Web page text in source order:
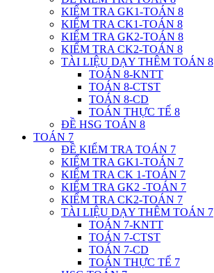
KIỂM TRA GK1-TOÁN 8
KIỂM TRA CK1-TOÁN 8
KIỂM TRA GK2-TOÁN 8
KIỂM TRA CK2-TOÁN 8
TÀI LIỆU DẠY THÊM TOÁN 8
TOÁN 8-KNTT
TOÁN 8-CTST
TOÁN 8-CD
TOÁN THỰC TẾ 8
ĐỀ HSG TOÁN 8
TOÁN 7
ĐỀ KIỂM TRA TOÁN 7
KIỂM TRA GK1-TOÁN 7
KIỂM TRA CK 1-TOÁN 7
KIỂM TRA GK2 -TOÁN 7
KIỂM TRA CK2-TOÁN 7
TÀI LIỆU DẠY THÊM TOÁN 7
TOÁN 7-KNTT
TOÁN 7-CTST
TOÁN 7-CD
TOÁN THỰC TẾ 7